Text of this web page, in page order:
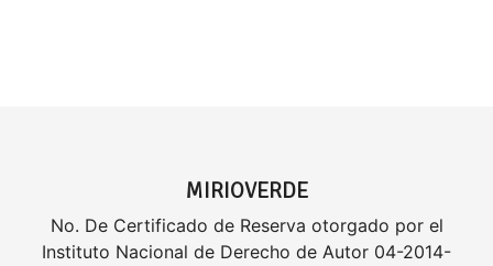
MIRIOVERDE
No. De Certificado de Reserva otorgado por el
Instituto Nacional de Derecho de Autor 04-2014-